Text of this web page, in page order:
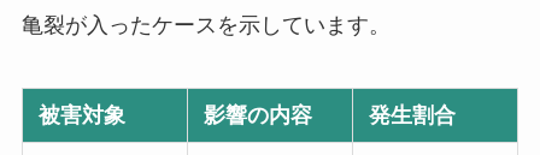
亀裂が入ったケースを示しています。
被害対象 影響の内容 発生割合